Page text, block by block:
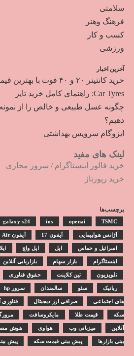
سلامتی
فرهنگ وهنر
کسب و کار
ورزشی
آخرین اخبار
خرید کانتینر ۲۰ و ۴۰ فوت با بهترین قیمت
Car Tyres: راهنمای کامل خرید تایر
چگونه عسل طبیعی و خالص را از
دهیم؟
ایزوگام سرویس بهداشتی
لینک های مفید
خرید فالور اینستاگرام / سرور مجازی
خرید رپورتاژ
برچسب‌ها
galaxy s24 ios openai TSMC
آژانس هواپیمایی آیفون 17 آیفون Air
اسرائیل و حماس اپل اپل واچ
اینستاگرام بازار سهام بازاریابی آنلاین
تلویزیون تین کلاینت حقوق فناوری
رباتیک سئو سالمندان سرور hp
های اجتماعی صرافی ارز دیجیتال فناوری
سکه قیمت طلا مایکروسافت
آنلاین میزبانی وب هواوی هوش
بینی بازارها پیش بینی قیمت سکه پیش